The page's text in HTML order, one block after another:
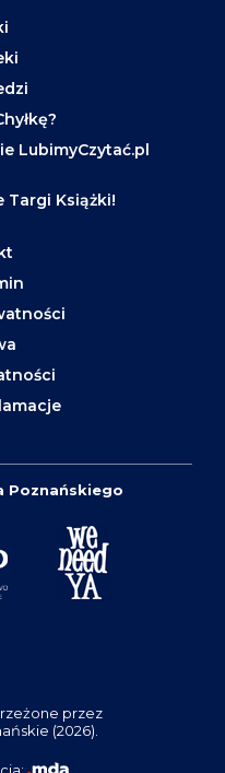
LubimyCzytać.pl
Targi Książki!
Poznańskiego
przez
(2026).